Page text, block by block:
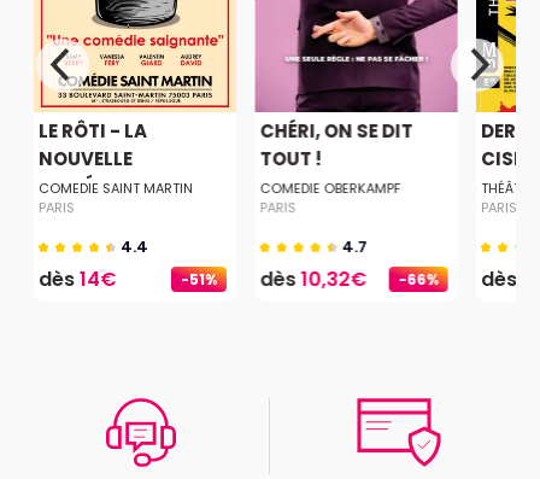
-51%
LE RÔTI - LA
NOUVELLE
COMÉDIE...
COMEDIE SAINT MARTIN
PARIS
4.4
dès14€ -66%
CHÉRI, ON SE DIT
TOUT !
COMEDIE OBERKAMPF
PARIS
4.7
dès10,32€
PARIS
dès